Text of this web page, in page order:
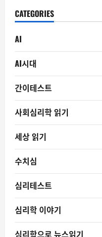
CATEGORIES
AI
AI시대
간이테스트
사회심리학 읽기
세상 읽기
수치심
심리테스트
심리학 이야기
심리학으로 뉴스읽기